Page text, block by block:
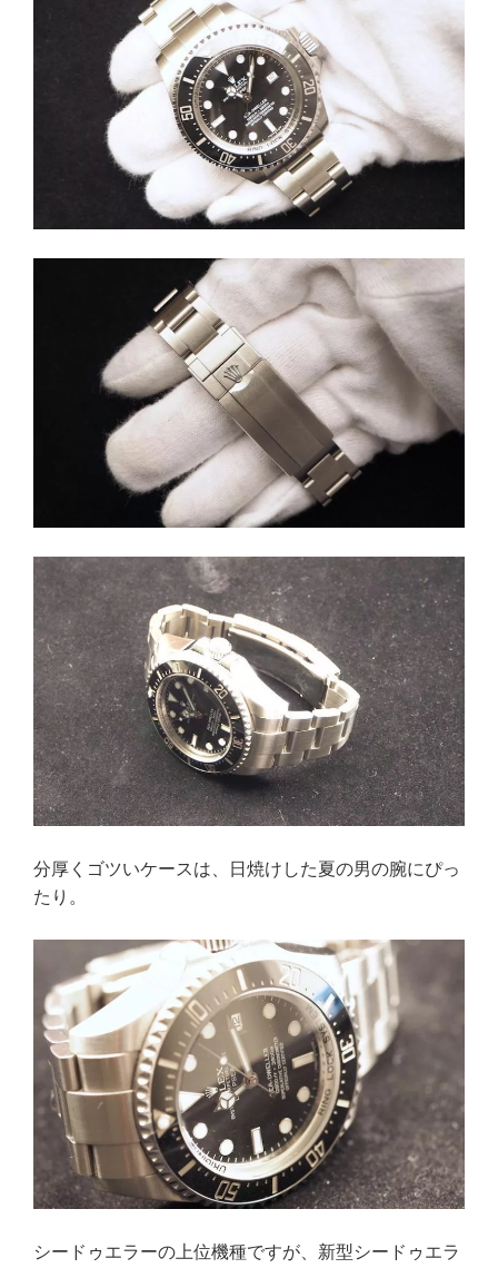
分厚くゴツいケースは、日焼けした夏の男の腕にぴっ
たり。
シードゥエラーの上位機種ですが、新型シードゥエラ